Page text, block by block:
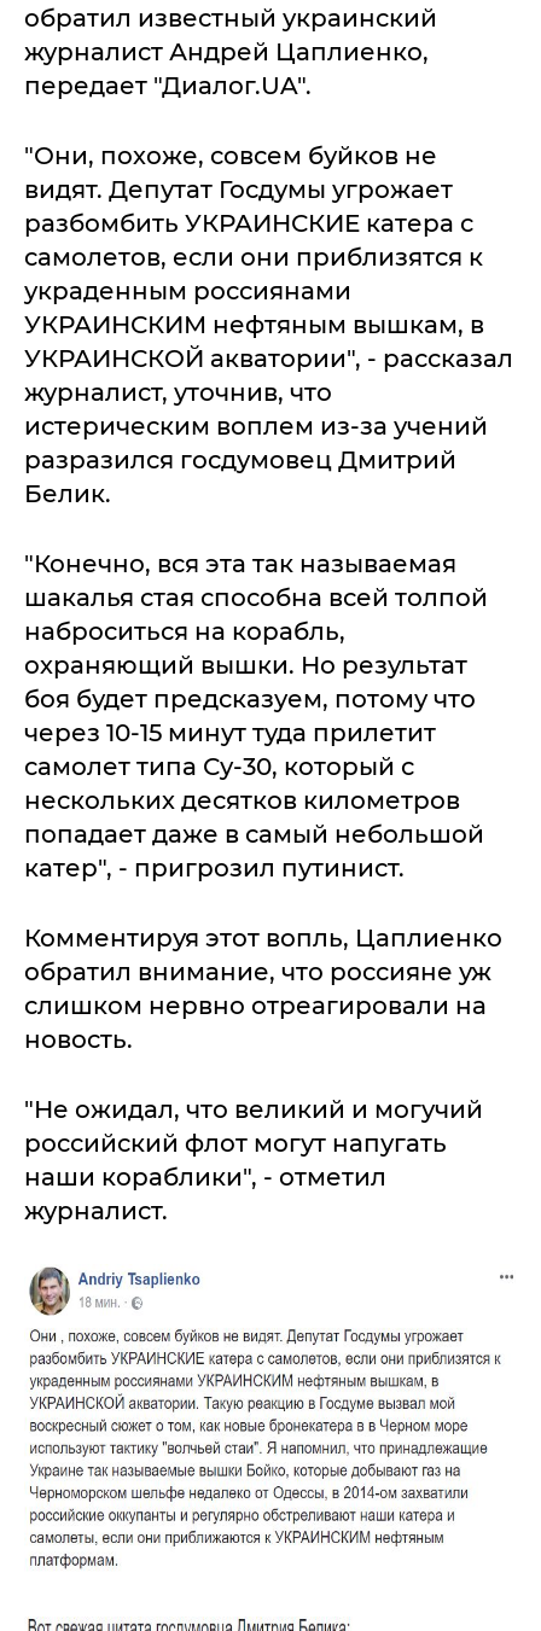
обратил известный украинский
журналист Андрей Цаплиенко,
передает "Диалог.UA".
"Они, похоже, совсем буйков не
видят. Депутат Госдумы угрожает
разбомбить УКРАИНСКИЕ катера с
самолетов, если они приблизятся к
украденным россиянами
УКРАИНСКИМ нефтяным вышкам, в
УКРАИНСКОЙ акватории", - рассказал
журналист, уточнив, что
истерическим воплем из-за учений
разразился госдумовец Дмитрий
Белик.
"Конечно, вся эта так называемая
шакалья стая способна всей толпой
наброситься на корабль,
охраняющий вышки. Но результат
боя будет предсказуем, потому что
через 10-15 минут туда прилетит
самолет типа Су-30, который с
нескольких десятков километров
попадает даже в самый небольшой
катер", - пригрозил путинист.
Комментируя этот вопль, Цаплиенко
обратил внимание, что россияне уж
слишком нервно отреагировали на
новость.
"Не ожидал, что великий и могучий
российский флот могут напугать
наши кораблики", - отметил
журналист.